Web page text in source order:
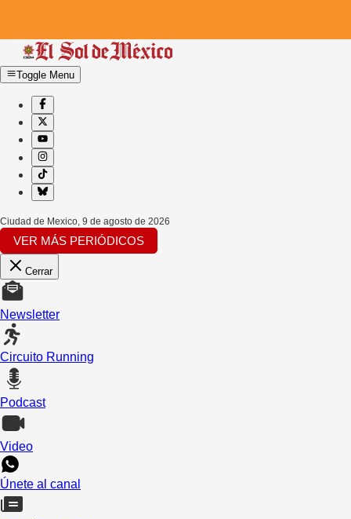
Toggle Menu
Ciudad de Mexico, 9 de agosto de 2026
VER MÁS PERIÓDICOS
Cerrar
Newsletter
Circuito Running
Podcast
Video
Únete al canal